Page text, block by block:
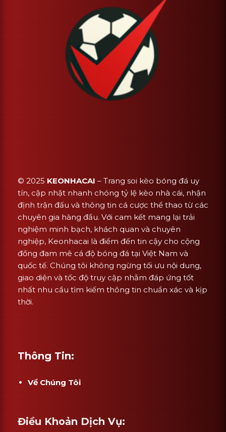
© 2025 KEONHACAI – Trang soi kèo bóng đá uy
tín, cập nhật nhanh chóng tỷ lệ kèo nhà cái, nhận
định trận đấu và thông tin cá cược thể thao từ các
chuyên gia hàng đầu. Với cam kết mang lại trải
nghiệm minh bạch, khách quan và chuyên
nghiệp, Keonhacai là điểm đến tin cậy cho cộng
đồng đam mê cá độ bóng đá tại Việt Nam và
quốc tế. Chúng tôi không ngừng tối ưu nội dung,
giao diện và tốc độ truy cập nhằm đáp ứng tốt
nhất nhu cầu tìm kiếm thông tin chuẩn xác và kịp
thời.
Thông Tin:
Về Chúng Tôi
Điều Khoản Dịch Vụ: